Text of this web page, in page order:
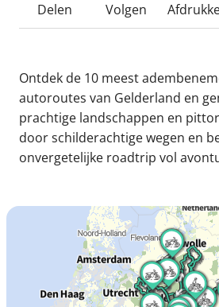
Delen Volgen
Ontdek de 10 meest
autoroutes van Gelderland en
prachtige landschappen en
door schilderachtige wegen en
onvergetelijke roadtrip vol